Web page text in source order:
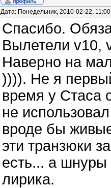
Дата: Понедельник, 2010-02-22,
Спасибо.
Вылетели v10,
Наверно на
)))). Не я
время у Стаса
не
вроде бы
эти транзюки
есть... а шнуры
лирика.